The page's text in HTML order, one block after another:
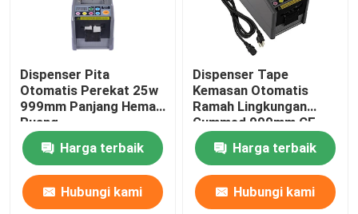
Dispenser Pita
Otomatis Perekat 25w
999mm Panjang Hemat
Ruang
Harga terbaik
Hubungi kami
Dispenser Tape
Kemasan Otomatis
Ramah Lingkungan
Gummed 999mm CE
Harga terbaik
Hubungi kami